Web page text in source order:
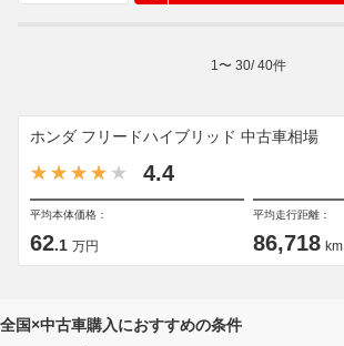
1 〜 30/40件
ホンダ フリードハイブリッド 中古車相場
4.4
平均本体価格：
62.1 万円
平均走行距離：
86,718 km
全国×中古車購入におすすめの条件